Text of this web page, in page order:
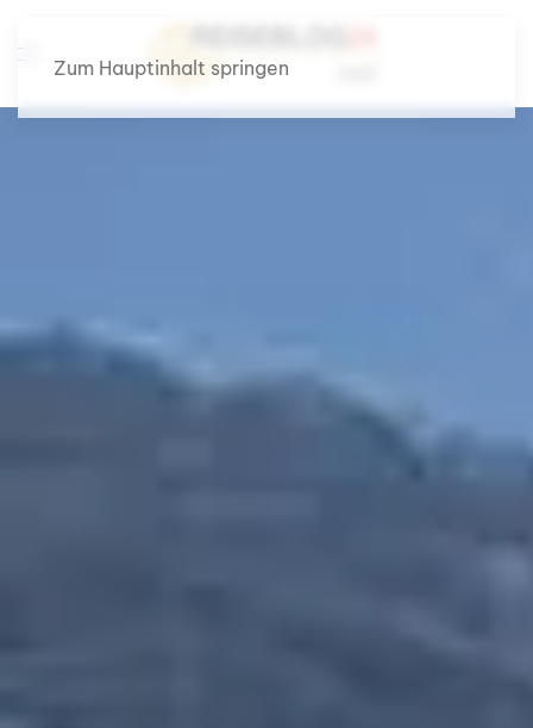
Zum Hauptinhalt springen